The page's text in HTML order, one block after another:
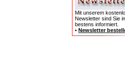
Mit unserem
Newsletter sind Sie
bestens informiert.
• Newsletter